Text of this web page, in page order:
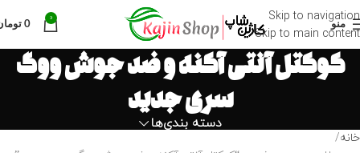
Skip to navigation
Skip to main content
منو
0
0
کوکتل آنتی آکنه و ضد جوش ووگ
سری جدید
دسته بندی‌ها
خانه